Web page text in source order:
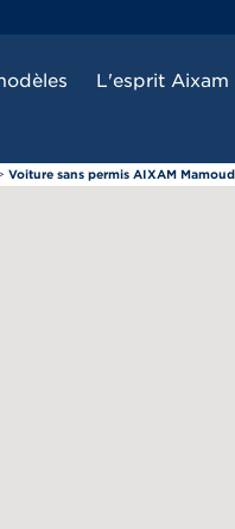
L'esprit Aixam
Voiture sans permis AIXAM